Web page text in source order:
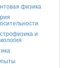
физика
и